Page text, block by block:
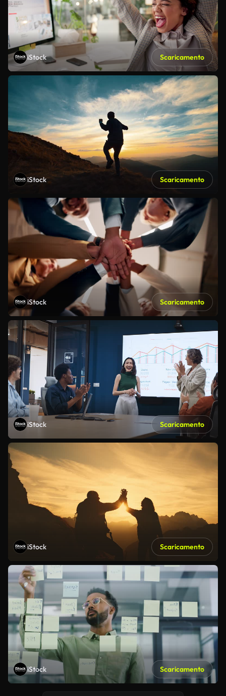
iStock Scaricamento
iStock Scaricamento
iStock Scaricamento
iStock Scaricamento
iStock Scaricamento
iStock Scaricamento